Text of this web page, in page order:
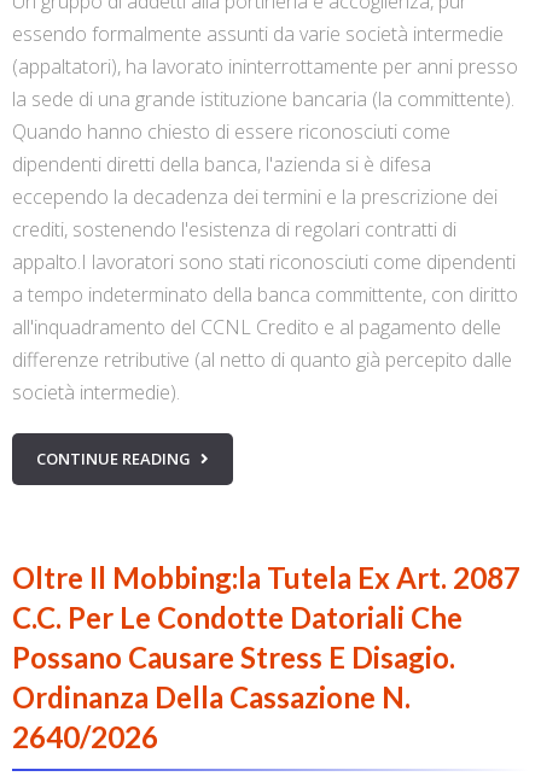
essendo formalmente assunti da varie società intermedie
(appaltatori), ha lavorato ininterrottamente per anni presso
la sede di una grande istituzione bancaria (la committente).
Quando hanno chiesto di essere riconosciuti come
dipendenti diretti della banca, l'azienda si è difesa
eccependo la decadenza dei termini e la prescrizione dei
crediti, sostenendo l'esistenza di regolari contratti di
appalto.I lavoratori sono stati riconosciuti come dipendenti
a tempo indeterminato della banca committente, con diritto
all'inquadramento del CCNL Credito e al pagamento delle
differenze retributive (al netto di quanto già percepito dalle
società intermedie).
CONTINUE READING
Oltre Il Mobbing:la Tutela Ex Art. 2087
C.c. Per Le Condotte Datoriali Che
Possano Causare Stress E Disagio.
Ordinanza Della Cassazione N.
2640/2026